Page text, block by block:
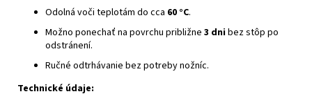
Odolná voči teplotám do cca 60 °C.
Možno ponechať na povrchu približne 3 dnibez stôp po
odstránení.
Ručné odtrhávanie bez potreby nožníc.
Technické údaje: